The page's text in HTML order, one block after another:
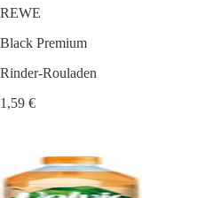
REWE
Black Premium
Rinder-Rouladen
1,59 €